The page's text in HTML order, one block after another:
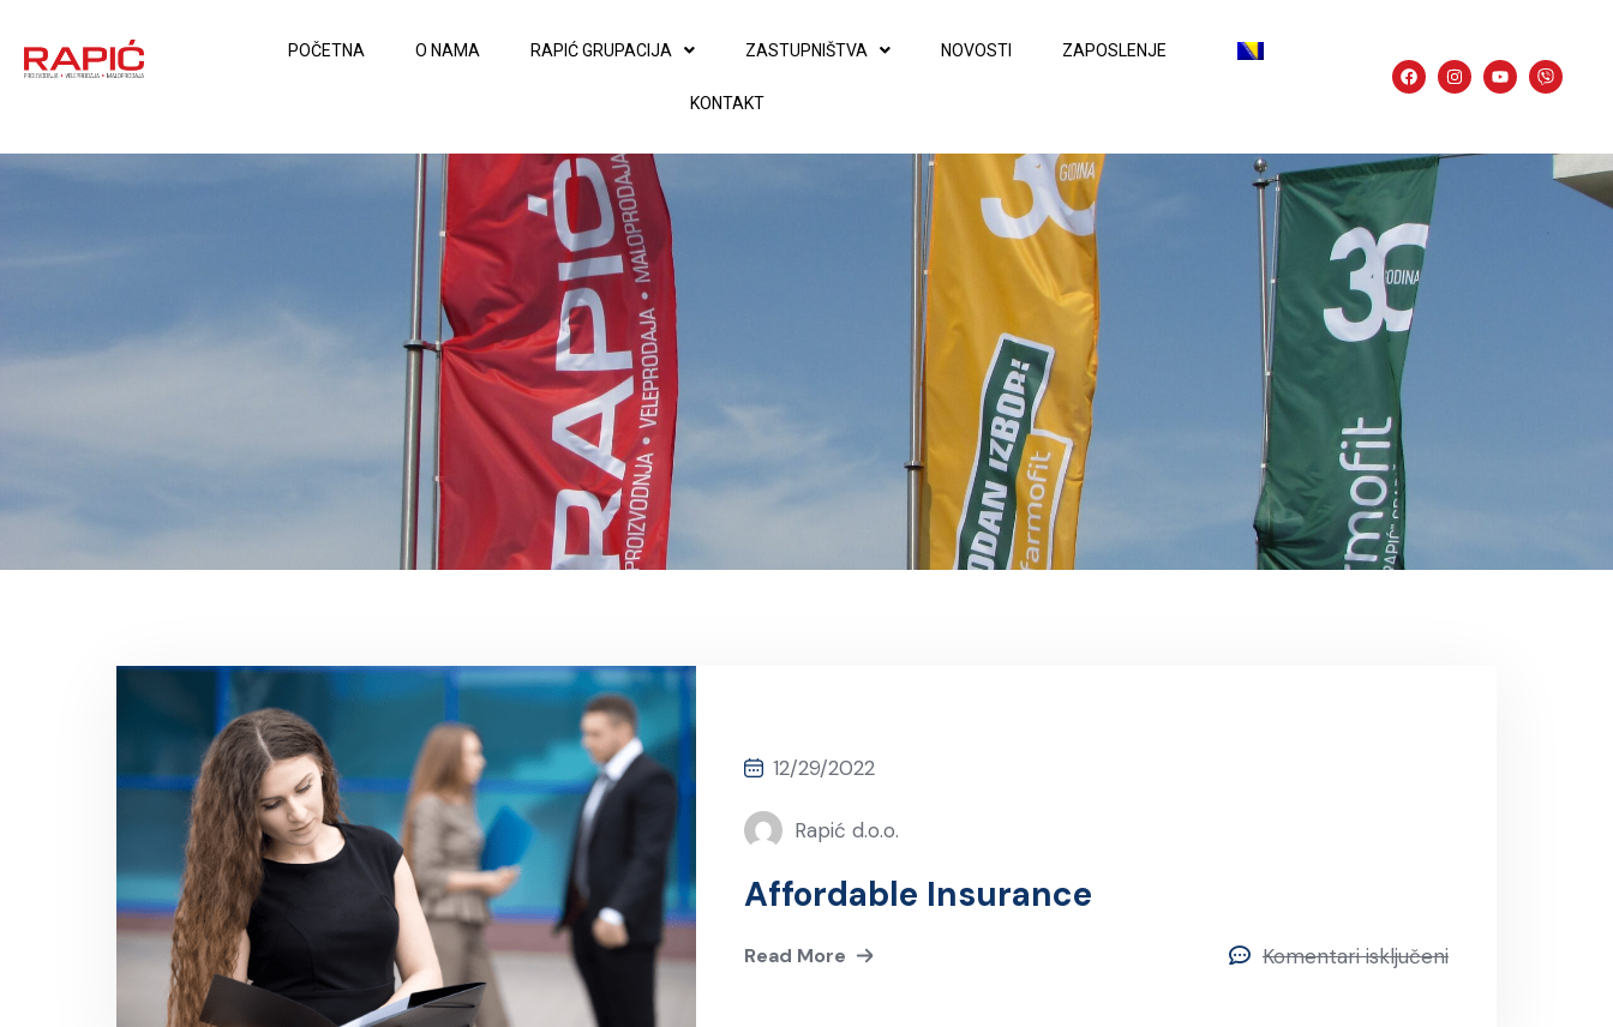
POČETNA O NAMA RAPIĆ GRUPACIJA ZASTUPNIŠTVA NOVOSTI ZAPOSLENJE
KONTAKT
Početna
12/29/2022
Rapić d.o.o.
Affordable Insurance
Read More Komentari isključeni